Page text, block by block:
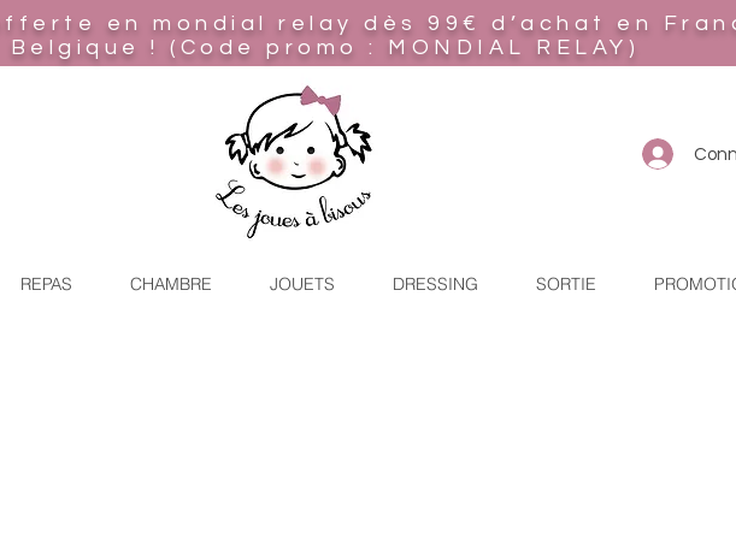
en mondial relay
dès 99€ d’achat en
Belgique ! (Code promo : MONDIAL RELAY)
REPAS CHAMBRE JOUETS DRESSING SORTIE